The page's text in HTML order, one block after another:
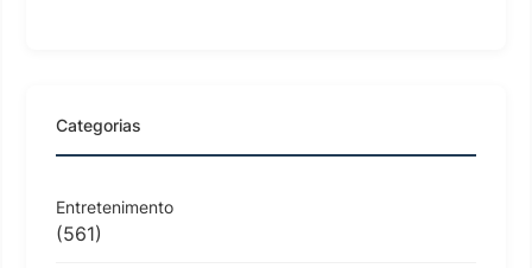
Categorias
Entretenimento
(561)